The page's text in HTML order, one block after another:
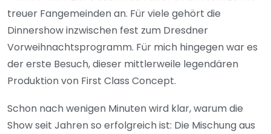
treuer Fangemeinden an. Für viele gehört die
Dinnershow inzwischen fest zum Dresdner
Vorweihnachtsprogramm. Für mich hingegen war es
der erste Besuch, dieser mittlerweile legendären
Produktion von First Class Concept.
Schon nach wenigen Minuten wird klar, warum die
Show seit Jahren so erfolgreich ist: Die Mischung aus